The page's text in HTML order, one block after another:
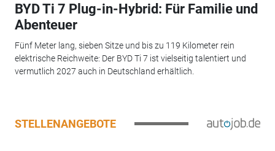
BYD Ti 7 Plug-in-Hybrid: Für Familie und
Abenteuer
Fünf Meter lang, sieben Sitze und bis zu 119 Kilometer rein
elektrische Reichweite: Der BYD Ti 7 ist vielseitig talentiert und
vermutlich 2027 auch in Deutschland erhältlich.
STELLENANGEBOTE